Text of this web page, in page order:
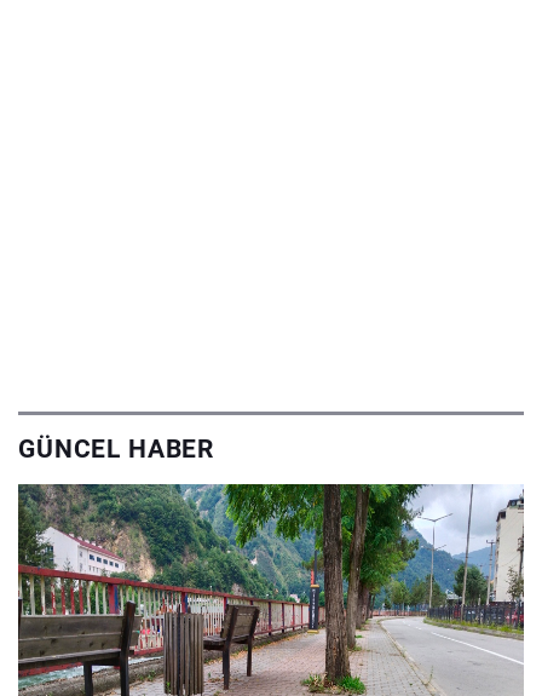
GÜNCEL HABER